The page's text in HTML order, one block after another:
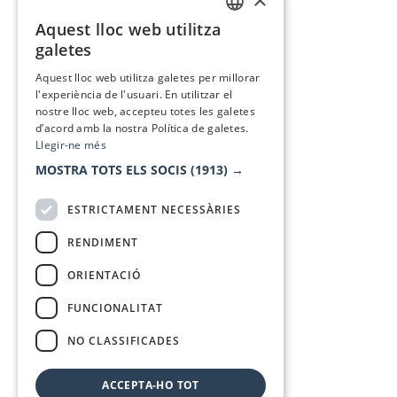
Aquest lloc web utilitza
galetes
Aquest lloc web utilitza galetes per millorar
l'experiència de l'usuari. En utilitzar el
nostre lloc web, accepteu totes les galetes
d’acord amb la nostra Política de galetes.
Llegir-ne més
MOSTRA TOTS ELS SOCIS (1913) →
ESTRICTAMENT NECESSÀRIES
RENDIMENT
ORIENTACIÓ
FUNCIONALITAT
NO CLASSIFICADES
ACCEPTA-HO TOT